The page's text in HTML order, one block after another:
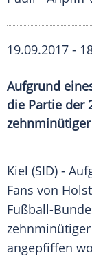
19.09.2017 -
Aufgrund
die Partie der
Kiel (SID) -
Fans von
Fußball-
zehnminütiger
angepfiffen